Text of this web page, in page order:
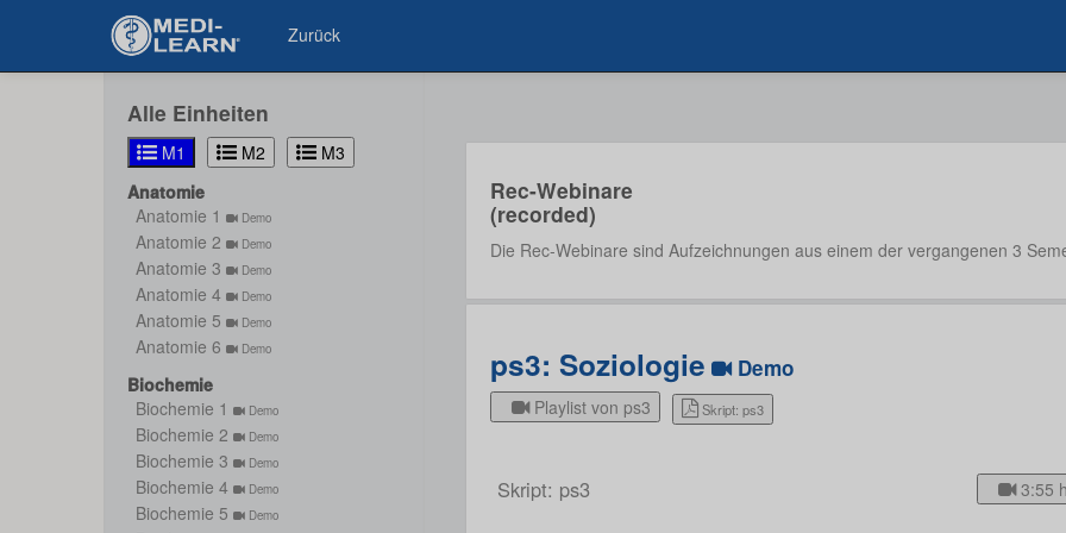
Zurück
Alle Einheiten
M1 M2
M3
Anatomie
Anatomie 1
Demo
Anatomie 2 Demo
Anatomie 3 Demo
Anatomie 4 Demo
Anatomie 5 Demo
Anatomie 6 Demo
Biochemie
Biochemie 1
Demo
Biochemie 2 Demo
Biochemie 3 Demo
Biochemie 4 Demo
Biochemie 5 Demo
Rec-Webinare
(recorded)
Die Rec-Webinare sind Aufzeichnungen aus einem der vergangenen 3
ps3: Soziologie Demo
Playlist von ps3 Skript: ps3
Skript: ps3 3:55 h